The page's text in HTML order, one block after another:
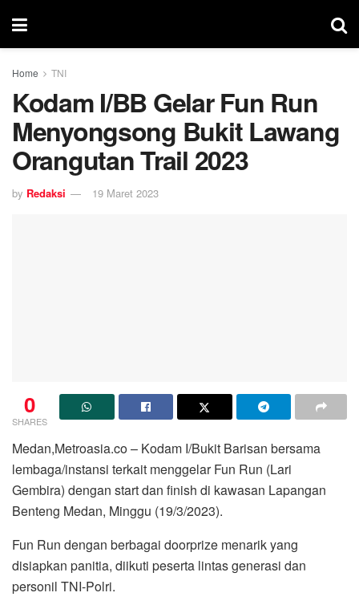
Home TNI
Kodam I/BB Gelar Fun Run
Menyongsong Bukit Lawang
Orangutan Trail 2023
by Redaksi 19 Maret 2023
0
SHARES
Medan,Metroasia.co – Kodam I/Bukit Barisan bersama
lembaga/instansi terkait menggelar Fun Run (Lari
Gembira) dengan start dan finish di kawasan Lapangan
Benteng Medan, Minggu (19/3/2023).
Fun Run dengan berbagai doorprize menarik yang
disiapkan panitia, diikuti peserta lintas generasi dan
personil TNI-Polri.